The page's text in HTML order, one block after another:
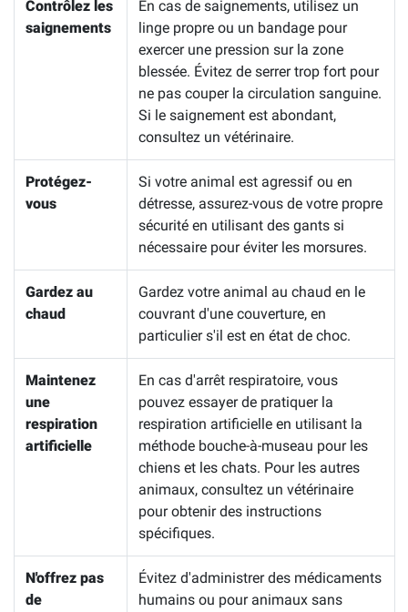
Contrôlez les
saignements
En cas de saignements, utilisez un
linge propre ou un bandage pour
exercer une pression sur la zone
blessée. Évitez de serrer trop fort pour
ne pas couper la circulation sanguine.
Si le saignement est abondant,
consultez un vétérinaire.
Protégez-
vous
Si votre animal est agressif ou en
détresse, assurez-vous de votre propre
sécurité en utilisant des gants si
nécessaire pour éviter les morsures.
Gardez au
chaud
Gardez votre animal au chaud en le
couvrant d'une couverture, en
particulier s'il est en état de choc.
Maintenez
une
respiration
artificielle
En cas d'arrêt respiratoire, vous
pouvez essayer de pratiquer la
respiration artificielle en utilisant la
méthode bouche-à-museau pour les
chiens et les chats. Pour les autres
animaux, consultez un vétérinaire
pour obtenir des instructions
spécifiques.
N'offrez pas
de
Évitez d'administrer des médicaments
humains ou pour animaux sans